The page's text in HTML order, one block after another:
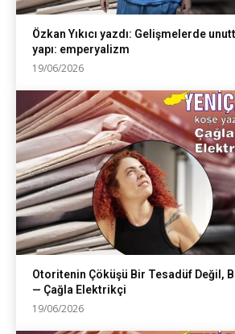
Özkan Yıkıcı yazdı: Gelişmelerde
yapı: emperyalizm
19/06/2026
Otoritenin Çöküşü Bir Tesadüf Değil,
— Çağla Elektrikçi
19/06/2026